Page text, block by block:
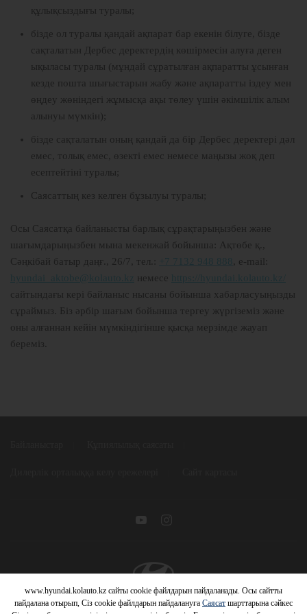
құлықсыздығы туралы;
бізде ол туралы қандай ақпарат бар екенін білуге, бізде
сақталатын Дербес деректердің көшірмесін алуға деген
ықыласы туралы (мұндай сұратылған ақпаратты ұсынған
кезде пошта шығыстарын жабу және ақпаратты іздеу мен
өңдеу жөніндегі жұмысқа ақы төлеу үшін әкімшілік алым
алынуы мүмкін);
бізде сақталатын оның қандай да бір Дербес деректері дәл
емес, толық емес, өзекті емес немесе маңызы жоқ деп
есептейтіні туралы;
Саясаттың кез келген бұзылуы туралы;
Осы Саясатқа байланысты барлық сұрақтарыңызбен және
шағымдарыңызбен мына мекенжай бойынша: Ақтөбе қ.,
Сәңкібай батыр даңғ., 26/7, тел.:
+7 7132 948 888
, e-mail:
hyundai_aktobe@kolauto.kz немесе https://hyundai.kolauto.kz/
сайтындағы кері байланыс нысаны бойынша хабарласуыңызды
сұраймыз. Біз әрбір шағым бойынша тергеу жүргіземіз және
оны алғаннан кейін мүмкіндігінше қысқа мерзімде жауап
береміз.
© 2026 Hyundai Motor Company
www.hyundai.kolauto.kz сайты cookie файлдарын пайдаланады. Осы сайтты
пайдалана отырып, Сіз cookie файлдарын пайдалануға Саясат шарттарына сәйкес